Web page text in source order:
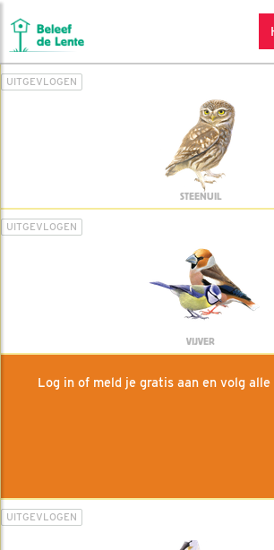
UITGEVLOGEN
STEENUIL
UITGEVLOGEN
VIJVER
Log in of meld je gratis aan en volg
UITGEVLOGEN